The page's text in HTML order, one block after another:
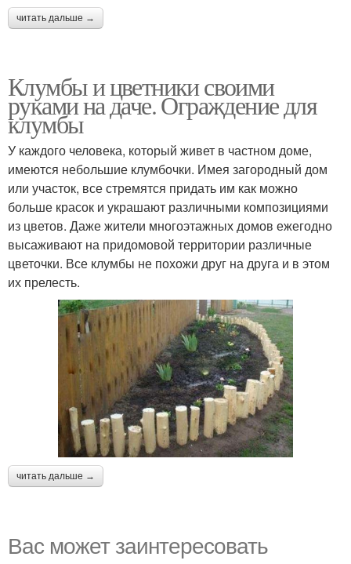
читать дальше →
Клумбы и цветники своими
руками на даче. Ограждение для
клумбы
У каждого человека, который живет в частном доме,
имеются небольшие клумбочки. Имея загородный дом
или участок, все стремятся придать им как можно
больше красок и украшают различными композициями
из цветов. Даже жители многоэтажных домов ежегодно
высаживают на придомовой территории различные
цветочки. Все клумбы не похожи друг на друга и в этом
их прелесть.
читать дальше →
Вас может заинтересовать